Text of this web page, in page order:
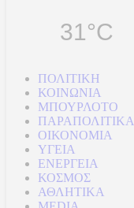
31°C
ΠΟΛΙΤΙΚΗ
ΚΟΙΝΩΝΙΑ
ΜΠΟΥΡΛΟΤΟ
ΠΑΡΑΠΟΛΙΤΙΚΑ
ΟΙΚΟΝΟΜΙΑ
ΥΓΕΙΑ
ΕΝΕΡΓΕΙΑ
ΚΟΣΜΟΣ
ΑΘΛΗΤΙΚΑ